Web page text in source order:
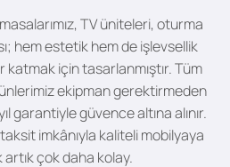
masalarımız, TV üniteleri, oturma
hem estetik hem de işlevsellik
katmak için tasarlanmıştır. Tüm
ekipman gerektirmeden
garantiyle güvence altına alınır.
imkânıyla kaliteli mobilyaya
artık çok daha kolay.